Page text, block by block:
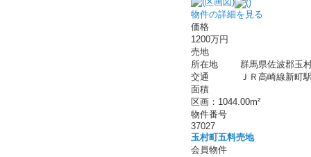
物件の詳細を見る
価格
1200万円
売地
所在地
群馬県佐波郡玉
交通
ＪＲ高崎線新町
面積
区画：1044.00m²
物件番号
37027
玉村町五料売地
会員物件